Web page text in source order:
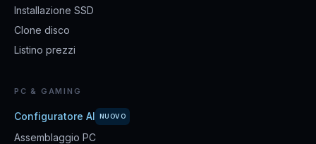
Installazione SSD
Clone disco
Listino prezzi
PC & GAMING
Configuratore AI NUOVO
Assemblaggio PC